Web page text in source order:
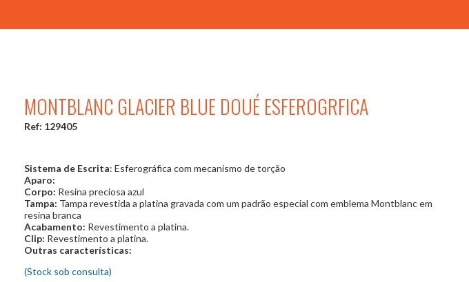
MONTBLANC GLACIER BLUE DOUÉ ESFEROGRFICA
Ref: 129405
Sistema de Escrita: Esferográfica com mecanismo de torção
Aparo:
Corpo: Resina preciosa azul
Tampa: Tampa revestida a platina gravada com um padrão especial com emblema Montblanc em
resina branca
Acabamento: Revestimento a platina.
Clip: Revestimento a platina.
Outras características:
(Stock sob consulta)